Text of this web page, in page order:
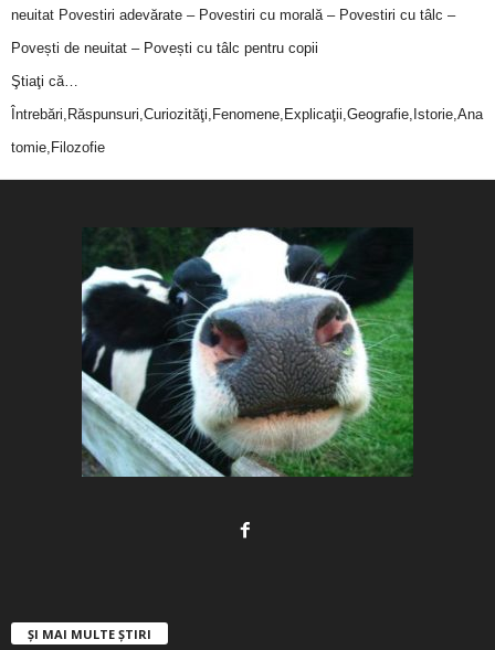
neuitat Povestiri adevărate – Povestiri cu morală – Povestiri cu tâlc –
Povești de neuitat – Povești cu tâlc pentru copii
Ştiaţi că…
Întrebări,Răspunsuri,Curiozităţi,Fenomene,Explicaţii,Geografie,Istorie,Ana
tomie,Filozofie
ȘI MAI MULTE ȘTIRI